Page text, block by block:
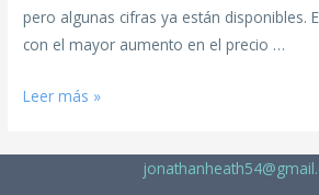
pero algunas cifras ya están disponibles.
con el mayor aumento en el precio …
Leer más »